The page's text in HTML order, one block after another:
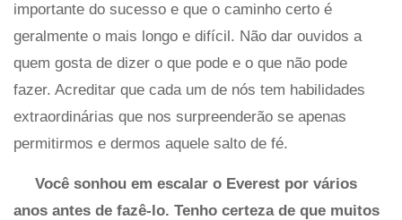
importante do sucesso e que o caminho certo é
geralmente o mais longo e difícil. Não dar ouvidos a
quem gosta de dizer o que pode e o que não pode
fazer. Acreditar que cada um de nós tem habilidades
extraordinárias que nos surpreenderão se apenas
permitirmos e dermos aquele salto de fé.
Você sonhou em escalar o Everest por vários
anos antes de fazê-lo. Tenho certeza de que muitos